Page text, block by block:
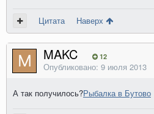
Цитата Наверх
MAKC 12
Опубликовано: 9 июля 2013
А так получилось?Рыбалка в Бутово